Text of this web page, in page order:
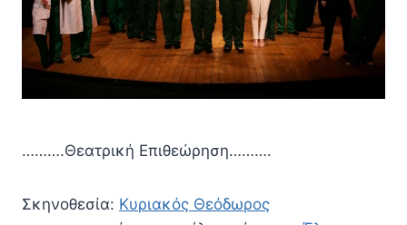
……….Θεατρική Επιθεώρηση……….
Σκηνοθεσία: Κυριακός Θεόδωρος